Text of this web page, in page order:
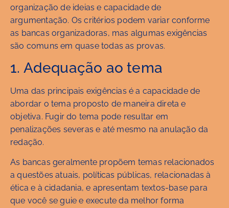
organização de ideias e capacidade de
argumentação. Os critérios podem variar conforme
as bancas organizadoras, mas algumas exigências
são comuns em quase todas as provas.
1. Adequação ao tema
Uma das principais exigências é a capacidade de
abordar o tema proposto de maneira direta e
objetiva. Fugir do tema pode resultar em
penalizações severas e até mesmo na anulação da
redação.
As bancas geralmente propõem temas relacionados
a questões atuais, políticas públicas, relacionadas à
ética e à cidadania, e apresentam textos-base para
que você se guie e execute da melhor forma